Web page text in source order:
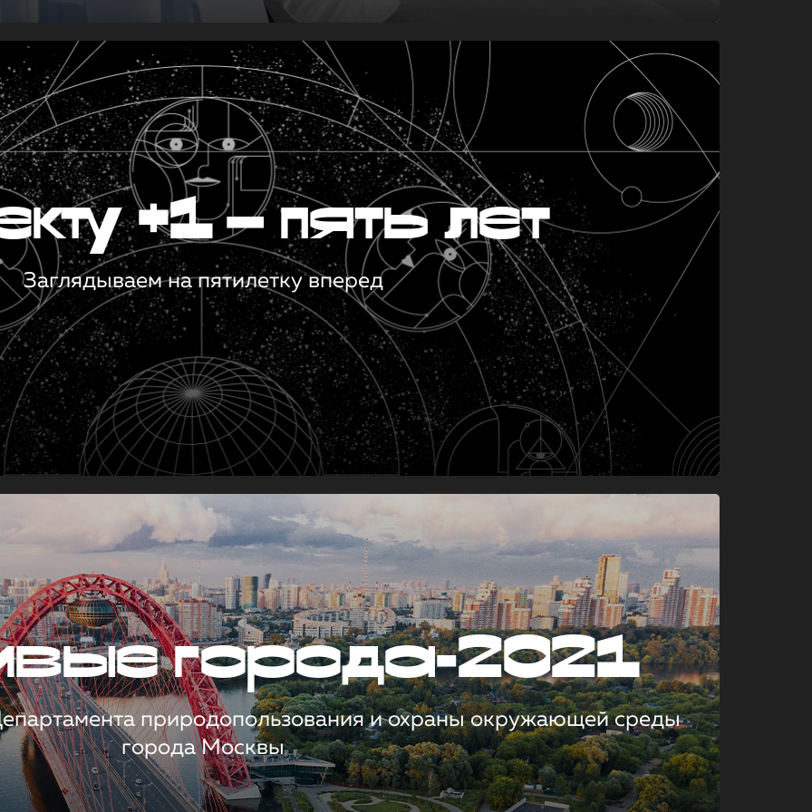
+1 — пять лет
Заглядываем на пятилетку вперед
города-2021
природопользования и охраны окружающей среды
города Москвы